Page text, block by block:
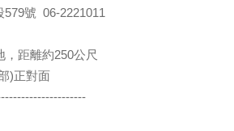
號 06-2221011
，距離約250公尺
)正對面